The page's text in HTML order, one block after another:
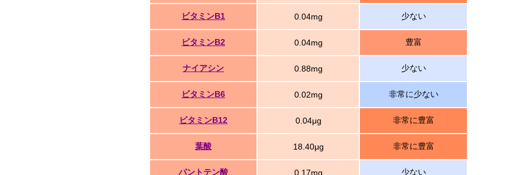
ビタミンB1 0.04mg 少ない
ビタミンB2 0.04mg 豊富
ナイアシン 0.88mg 少ない
ビタミンB6 0.02mg 非常に少ない
ビタミンB12 0.04μg 非常に豊富
葉酸 18.40μg 非常に豊富
パントテン酸 0.17mg 少ない